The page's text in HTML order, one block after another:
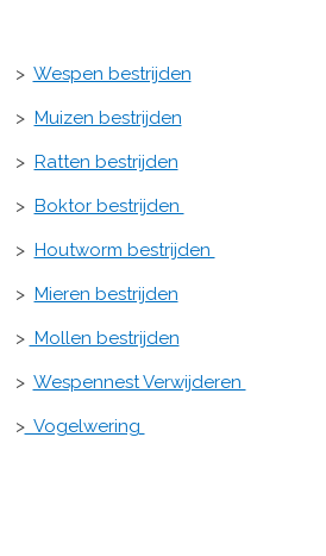
> Wespen bestrijden
> Muizen bestrijden
> Ratten bestrijden
> Boktor bestrijden
> Houtworm bestrijden
> Mieren bestrijden
> Mollen bestrijden
> Wespennest Verwijderen
>Vogelwering